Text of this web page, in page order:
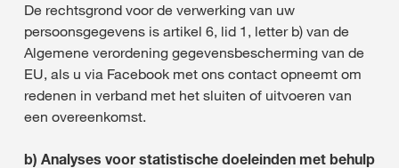
De rechtsgrond voor de verwerking van uw
persoonsgegevens is artikel 6, lid 1, letter b) van de
Algemene verordening gegevensbescherming van de
EU, als u via Facebook met ons contact opneemt om
redenen in verband met het sluiten of uitvoeren van
een overeenkomst.
b) Analyses voor statistische doeleinden met behulp